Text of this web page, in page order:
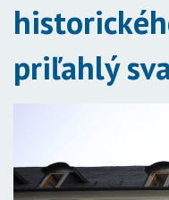
priľahlý